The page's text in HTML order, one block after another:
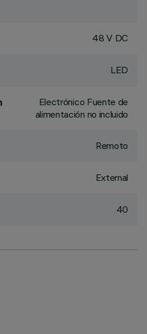
48 V DC
LED
Electrónico Fuente de
alimentación no incluido
Remoto
External
40